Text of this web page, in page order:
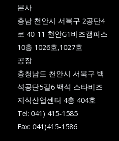
본사
충남 천안시 서북구 2공단4
로 40-11 천안G1비즈캠퍼스
10층 1026호,1027호
공장
충청남도 천안시 서북구 백
석공단5길6 백석 스타비즈
지식산업센터 4층 404호
Tel: 041) 415-1585
Fax: 041)415-1586